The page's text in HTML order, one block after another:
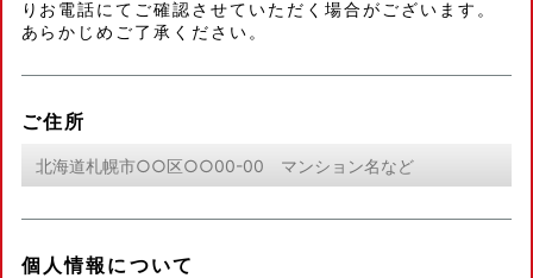
りお電話にてご確認させていただく場合がございます。
あらかじめご了承ください。
ご住所
個人情報について